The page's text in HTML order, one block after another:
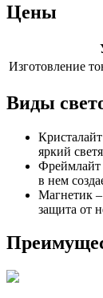
Цены
Изготовление
Виды
яркий
Фреймлайт
в нем
Магнетик
защита от